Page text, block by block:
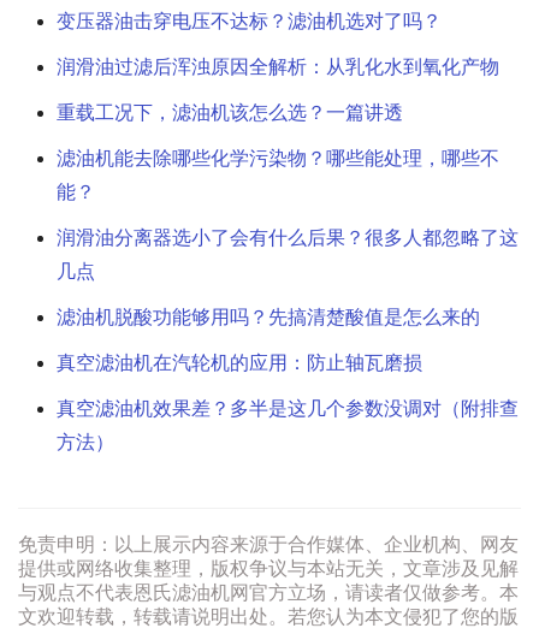
变压器油击穿电压不达标？滤油机选对了吗？
润滑油过滤后浑浊原因全解析：从乳化水到氧化产物
重载工况下，滤油机该怎么选？一篇讲透
滤油机能去除哪些化学污染物？哪些能处理，哪些不
能？
润滑油分离器选小了会有什么后果？很多人都忽略了这
几点
滤油机脱酸功能够用吗？先搞清楚酸值是怎么来的
真空滤油机在汽轮机的应用：防止轴瓦磨损
真空滤油机效果差？多半是这几个参数没调对（附排查
方法）
免责申明：以上展示内容来源于合作媒体、企业机构、网友
提供或网络收集整理，版权争议与本站无关，文章涉及见解
与观点不代表恩氏滤油机网官方立场，请读者仅做参考。本
文欢迎转载，转载请说明出处。若您认为本文侵犯了您的版